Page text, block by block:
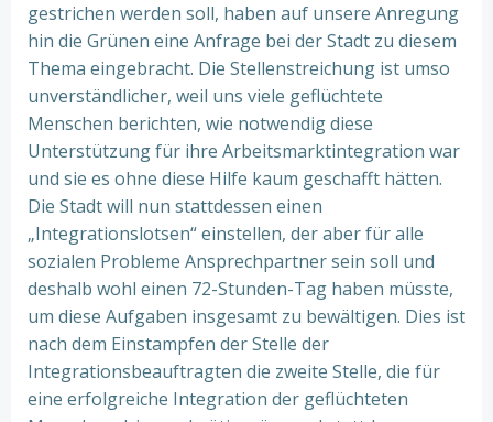
gestrichen werden soll, haben auf unsere Anregung
hin die Grünen eine Anfrage bei der Stadt zu diesem
Thema eingebracht. Die Stellenstreichung ist umso
unverständlicher, weil uns viele geflüchtete
Menschen berichten, wie notwendig diese
Unterstützung für ihre Arbeitsmarktintegration war
und sie es ohne diese Hilfe kaum geschafft hätten.
Die Stadt will nun stattdessen einen
„Integrationslotsen“ einstellen, der aber für alle
sozialen Probleme Ansprechpartner sein soll und
deshalb wohl einen 72-Stunden-Tag haben müsste,
um diese Aufgaben insgesamt zu bewältigen. Dies ist
nach dem Einstampfen der Stelle der
Integrationsbeauftragten die zweite Stelle, die für
eine erfolgreiche Integration der geflüchteten